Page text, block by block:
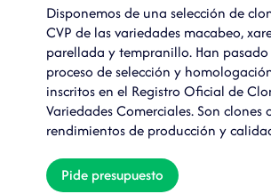
Disponemos de una selección de
CVP de las variedades macabeo,
parellada y tempranillo. Han
proceso de selección y
inscritos en el Registro Oficial de
Variedades Comerciales. Son clones
rendimientos de producción y
Pide presupuesto